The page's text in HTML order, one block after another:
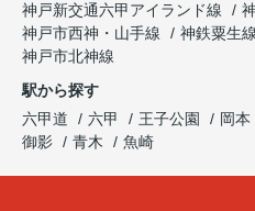
神戸新交通六甲アイランド線
神戸市西神・山手線
神鉄粟生線
神戸市北神線
駅から探す
六甲道
六甲 王子公園 岡本
御影
青木 魚崎